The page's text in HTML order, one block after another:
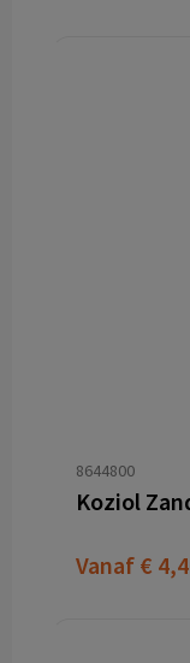
8644800
Koziol
Vanaf €